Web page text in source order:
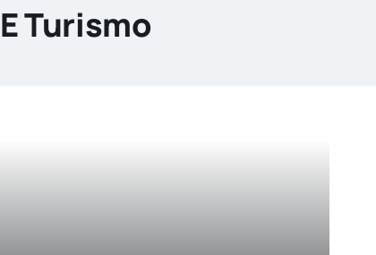
Turismo